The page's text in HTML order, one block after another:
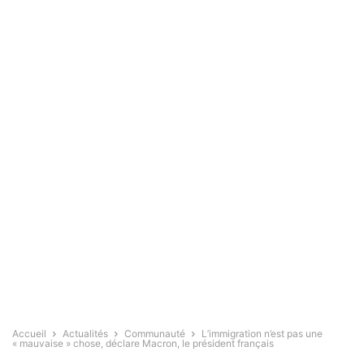
Accueil Actualités Communauté
L’immigration n’est pas une
« mauvaise » chose, déclare Macron, le président français